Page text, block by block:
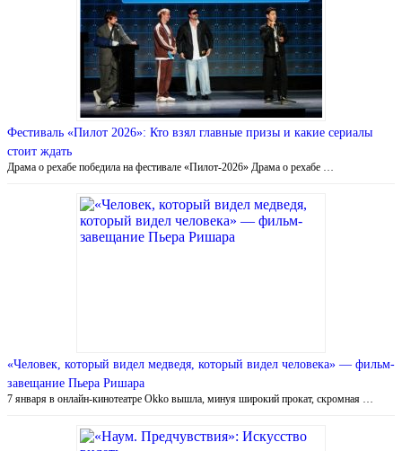
Фестиваль «Пилот 2026»: Кто взял главные призы и какие сериалы
стоит ждать
Драма о рехабе победила на фестивале «Пилот-2026» Драма о рехабе …
«Человек, который видел медведя, который видел человека» — фильм-
завещание Пьера Ришара
7 января в онлайн-кинотеатре Okko вышла, минуя широкий прокат, скромная …